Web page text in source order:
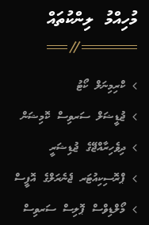
މުހިއްމު ލިންކުތައް
ކްރިމިނަލް ކޯޓު
ޖުޑީޝަލް ސަރވިސް ކޮމިޝަން
ދިވެހިރާއްޖޭގެ ޖުޑިޝަރީ
ޕްރޮސިކިއުޓަރ ޖެނެރަލްގެ އޮފީސް
މޯލްޑިވްސް ޕޮލިސް ސަރވިސް